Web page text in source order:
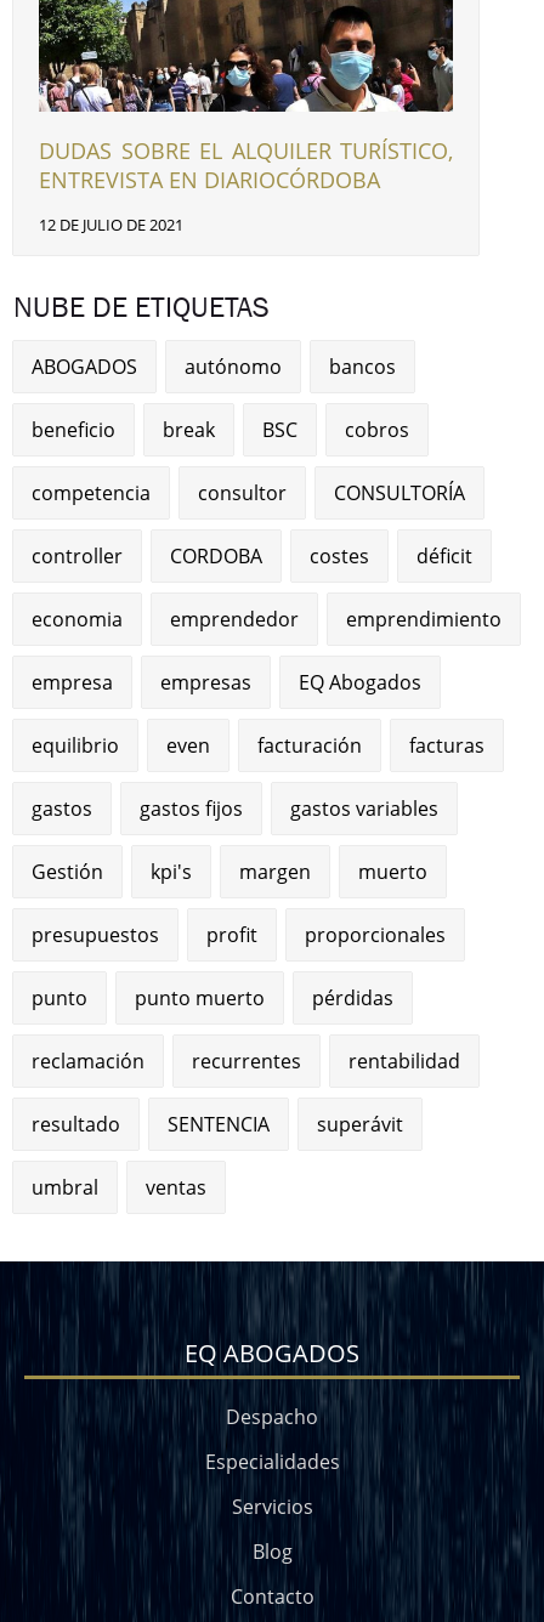
DUDAS SOBRE EL ALQUILER TURÍSTICO,
ENTREVISTA EN DIARIOCÓRDOBA
12 DE JULIO DE 2021
NUBE DE ETIQUETAS
ABOGADOS autónomo bancos
beneficio break BSC cobros
competencia consultor CONSULTORÍA
controller CORDOBA costes déficit
economia emprendedor emprendimiento
empresa empresas EQ Abogados
equilibrio even facturación facturas
gastos gastos fijos gastos variables
Gestión kpi's margen muerto
presupuestos profit proporcionales
punto punto muerto pérdidas
reclamación recurrentes rentabilidad
resultado SENTENCIA superávit
umbral ventas
EQ ABOGADOS
Despacho
Especialidades
Servicios
Blog
Contacto